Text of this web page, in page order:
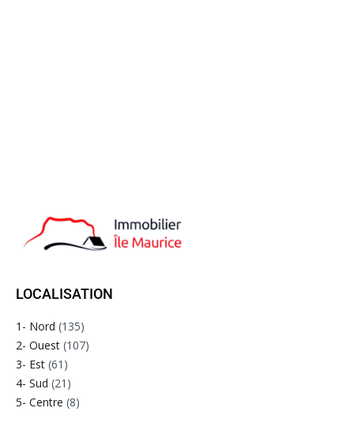
LOCALISATION
1- Nord (135)
2- Ouest (107)
3- Est (61)
4- Sud (21)
5- Centre (8)